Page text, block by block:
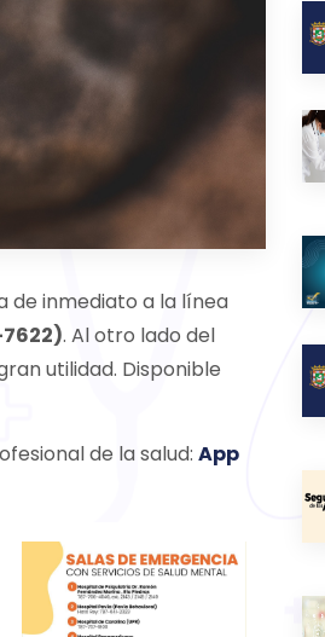
de inmediato a la línea
. Al otro lado del
utilidad. Disponible
de la salud: App